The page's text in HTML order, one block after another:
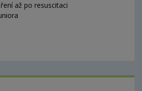
až po resuscitaci